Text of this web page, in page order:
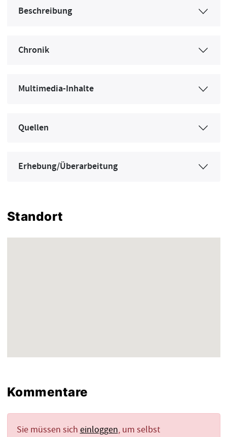
Beschreibung
Chronik
Multimedia-Inhalte
Quellen
Erhebung/Überarbeitung
Standort
Kommentare
Sie müssen sich einloggen, um selbst